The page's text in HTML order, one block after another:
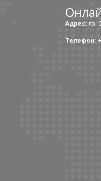
Адрес: гр.
Телефон: